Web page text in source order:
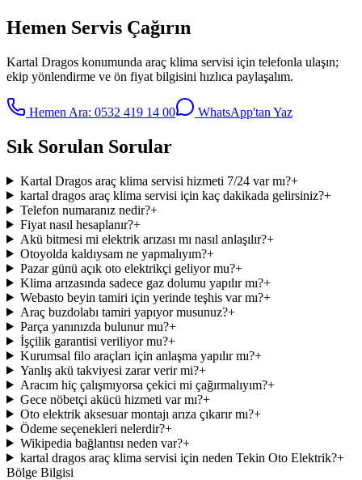
Hemen Servis Çağırın
Kartal Dragos konumunda araç klima servisi için telefonla ulaşın;
ekip yönlendirme ve ön fiyat bilgisini hızlıca paylaşalım.
Hemen Ara: 0532 419 14 00 WhatsApp'tan Yaz
Sık Sorulan Sorular
Kartal Dragos araç klima servisi hizmeti 7/24 var mı?+
kartal dragos araç klima servisi için kaç dakikada gelirsiniz?+
Telefon numaranız nedir?+
Fiyat nasıl hesaplanır?+
Akü bitmesi mi elektrik arızası mı nasıl anlaşılır?+
Otoyolda kaldıysam ne yapmalıyım?+
Pazar günü açık oto elektrikçi geliyor mu?+
Klima arızasında sadece gaz dolumu yapılır mı?+
Webasto beyin tamiri için yerinde teşhis var mı?+
Araç buzdolabı tamiri yapıyor musunuz?+
Parça yanınızda bulunur mu?+
İşçilik garantisi veriliyor mu?+
Kurumsal filo araçları için anlaşma yapılır mı?+
Yanlış akü takviyesi zarar verir mi?+
Aracım hiç çalışmıyorsa çekici mi çağırmalıyım?+
Gece nöbetçi akücü hizmeti var mı?+
Oto elektrik aksesuar montajı arıza çıkarır mı?+
Ödeme seçenekleri nelerdir?+
Wikipedia bağlantısı neden var?+
kartal dragos araç klima servisi için neden Tekin Oto Elektrik?+
Bölge Bilgisi